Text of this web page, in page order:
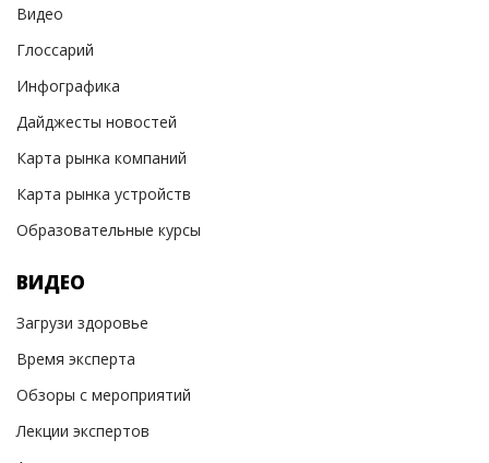
Видео
Глоссарий
Инфографика
Дайджесты новостей
Карта рынка компаний
Карта рынка устройств
Образовательные курсы
ВИДЕО
Загрузи здоровье
Время эксперта
Обзоры с мероприятий
Лекции экспертов